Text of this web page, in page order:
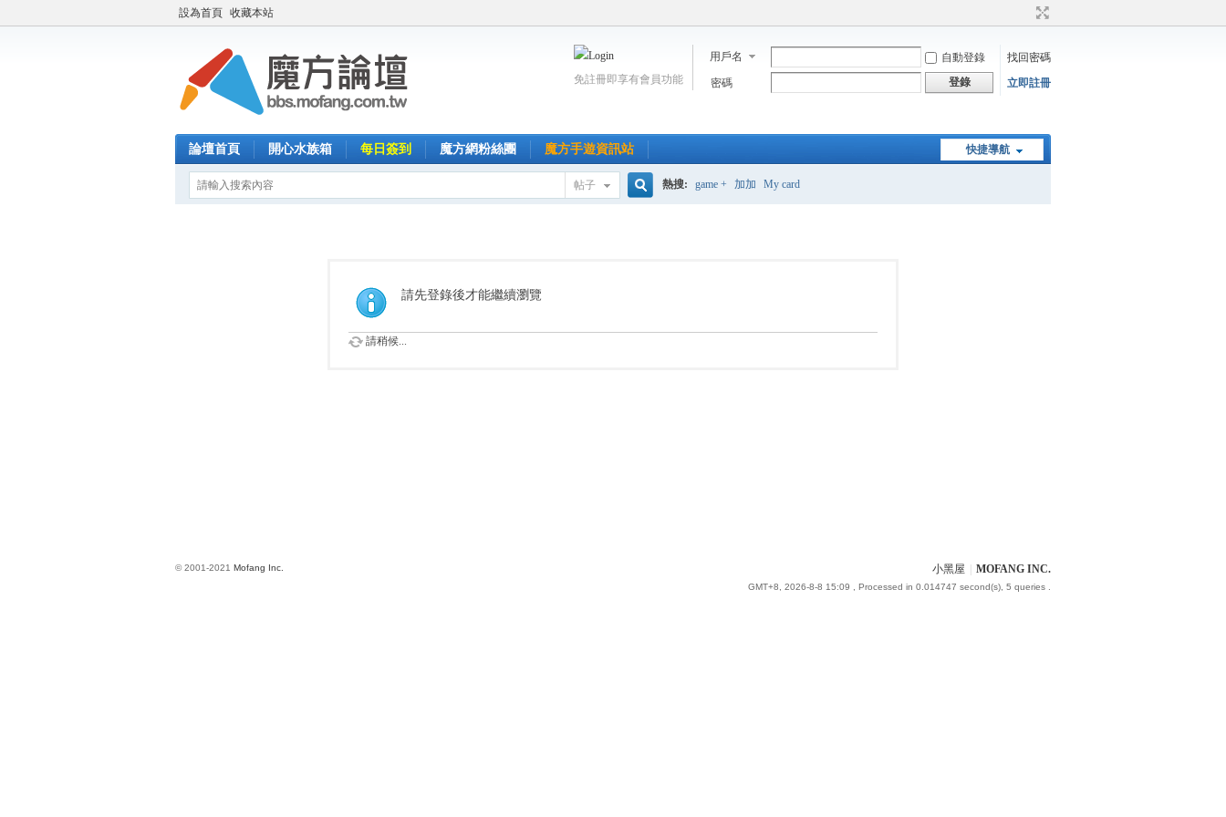
設為首頁 收藏本站
用戶名 自動登錄
找回密碼
密碼
登錄 立即註冊
免註冊即享有會員功能
快捷導航
論壇首頁 開心水族箱 每日簽到 魔方網粉絲團 魔方手遊資訊站
帖子 熱搜: game + 加加 My card
請先登錄後才能繼續瀏覽
請稍候...
小黑屋 MOFANG INC.
GMT+8, 2026-8-8 15:09 , Processed in 0.014747 second(s), 5 queries .
© 2001-2021 Mofang Inc.